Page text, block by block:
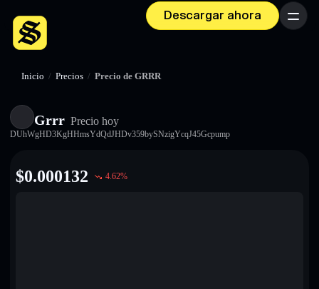
Descargar ahora Menú
Inicio / Precios / Precio de GRRR
Grrr Precio hoy
DUhWgHD3KgHHmsYdQdJHDv359bySNzigYcqJ45Gcpump
$0.000132 4.62%